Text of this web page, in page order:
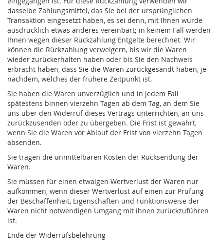
dasselbe Zahlungsmittel, das Sie bei der ursprünglichen
Transaktion eingesetzt haben, es sei denn, mit Ihnen wurde
ausdrücklich etwas anderes vereinbart; in keinem Fall werden
Ihnen wegen dieser Rückzahlung Entgelte berechnet. Wir
können die Rückzahlung verweigern, bis wir die Waren
wieder zurückerhalten haben oder bis Sie den Nachweis
erbracht haben, dass Sie die Waren zurückgesandt haben, je
nachdem, welches der frühere Zeitpunkt ist.
Sie haben die Waren unverzüglich und in jedem Fall
spätestens binnen vierzehn Tagen ab dem Tag, an dem Sie
uns über den Widerruf dieses Vertrags unterrichten, an uns
zurückzusenden oder zu übergeben. Die Frist ist gewahrt,
wenn Sie die Waren vor Ablauf der Frist von vierzehn Tagen
absenden.
Sie tragen die unmittelbaren Kosten der Rücksendung der
Waren.
Sie müssen für einen etwaigen Wertverlust der Waren nur
aufkommen, wenn dieser Wertverlust auf einen zur Prüfung
der Beschaffenheit, Eigenschaften und Funktionsweise der
Waren nicht notwendigen Umgang mit ihnen zurückzuführen
ist.
Ende der Widerrufsbelehrung